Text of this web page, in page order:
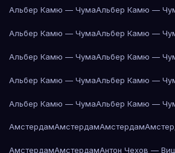
Альбер Камю — ЧумаАльбер Камю —
Альбер Камю — ЧумаАльбер Камю —
Альбер Камю — ЧумаАльбер Камю —
Альбер Камю — ЧумаАльбер Камю —
Альбер Камю — ЧумаАльбер Камю —
АмстердамАмстердамАмстердам
АмстердамАмстердамАнтон Чехов —